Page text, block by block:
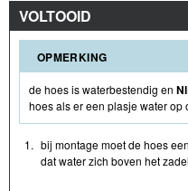
VOLTOOID
OPMERKING
de hoes is waterbestendig en
hoes als er een plasje water op
1. bij montage moet de hoes
dat water zich boven het